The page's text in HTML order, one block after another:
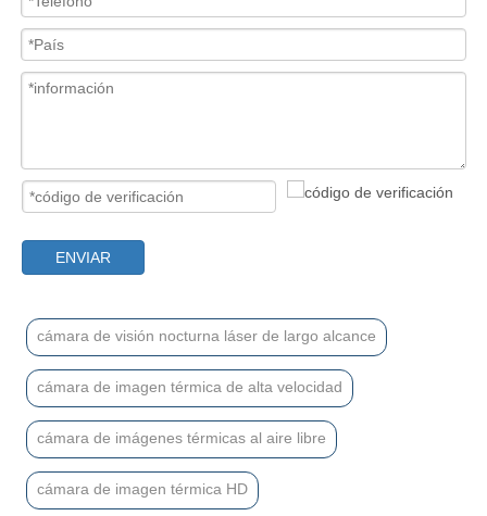
ENVIAR
cámara de visión nocturna láser de largo alcance
cámara de imagen térmica de alta velocidad
cámara de imágenes térmicas al aire libre
cámara de imagen térmica HD